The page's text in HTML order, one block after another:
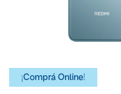
¡Comprá Online!